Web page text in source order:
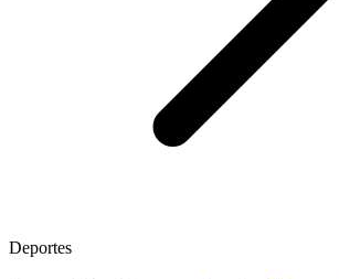
Deportes